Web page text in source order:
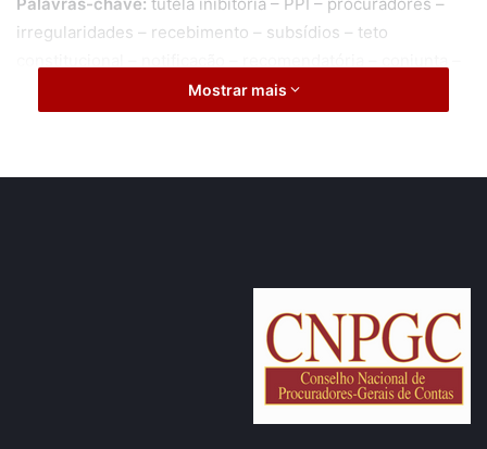
irregularidades – recebimento – subsídios – teto
ficha – financeira – decisão – administrativa – remuneração
– vencimento – lesão – erário – dano
Mostrar mais